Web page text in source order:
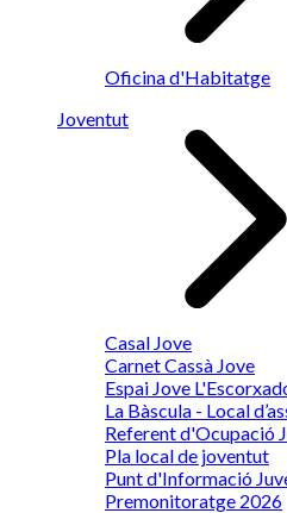
Oficina d'Habitatge
Joventut
Casal Jove
Carnet Cassà Jove
Espai Jove
La Bàscula - Local
Referent d'Ocupació
Pla local de joventut
Punt d'Informació
Premonitoratge 2026